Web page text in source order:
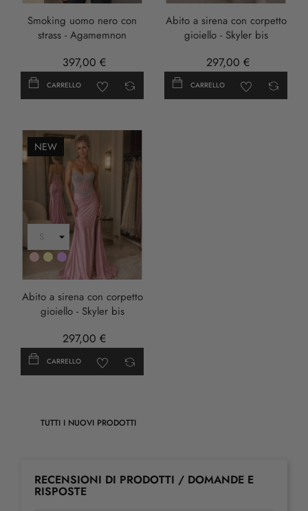
Smoking uomo nero con
strass - Agamemnon
397,00 €
CARRELLO
Abito a sirena con corpetto
gioiello - Skyler bis
297,00 €
CARRELLO
NEW
RosaOroLILLA
Abito a sirena con corpetto
gioiello - Skyler bis
297,00 €
CARRELLO
TUTTI I NUOVI PRODOTTI
RECENSIONI DI PRODOTTI / DOMANDE E
RISPOSTE